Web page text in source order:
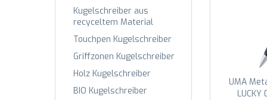
Kugelschreiber aus
recyceltem Material
Touchpen Kugelschreiber
Griffzonen Kugelschreiber
Holz Kugelschreiber
BIO Kugelschreiber
UMA